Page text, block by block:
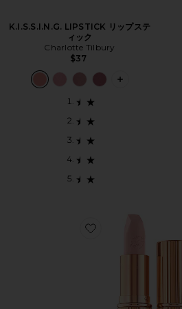
K.I.S.S.I.N.G. LIPSTICK リップステ
ィック
Charlotte Tilbury
$37
PLUS ICON
Favorite HOT LIPS リッ